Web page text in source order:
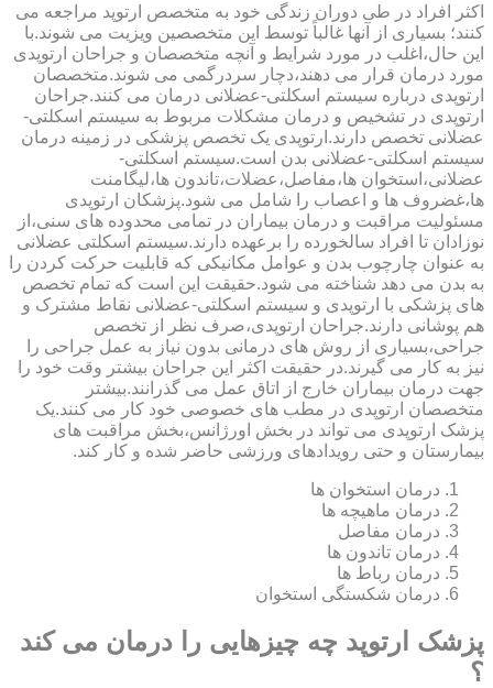
اکثر افراد در طی دوران زندگی خود به متخصص ارتوپد مراجعه می
کنند؛ بسیاری از آنها غالباً توسط این متخصصین ویزیت می شوند.با
این حال،اغلب در مورد شرایط و آنچه متخصصان و جراحان ارتوپدی
مورد درمان قرار می دهند،دچار سردرگمی می شوند.متخصصان
ارتوپدی درباره سیستم اسکلتی-عضلانی درمان می کنند.جراحان
ارتوپدی در تشخیص و درمان مشکلات مربوط به سیستم اسکلتی-
عضلانی تخصص دارند.ارتوپدی یک تخصص پزشکی در زمینه درمان
سیستم اسکلتی-عضلانی بدن است.سیستم اسکلتی-
عضلانی،استخوان ها،مفاصل،عضلات،تاندون ها،لیگامنت
ها،غضروف ها و اعصاب را شامل می شود.پزشکان ارتوپدی
مسئولیت مراقبت و درمان بیماران در تمامی محدوده های سنی،از
نوزادان تا افراد سالخورده را برعهده دارند.سیستم اسکلتی عضلانی
به عنوان چارچوب بدن و عوامل مکانیکی که قابلیت حرکت کردن را
به بدن می دهد شناخته می شود.حقیقت این است که تمام تخصص
های پزشکی با ارتوپدی و سیستم اسکلتی-عضلانی نقاط مشترک و
هم پوشانی دارند.جراحان ارتوپدی،صرف نظر از تخصص
جراحی،بسیاری از روش های درمانی بدون نیاز به عمل جراحی را
نیز به کار می گیرند.در حقیقت اکثر این جراحان بیشتر وقت خود را
جهت درمان بیماران خارج از اتاق عمل می گذرانند.بیشتر
متخصصان ارتوپدی در مطب های خصوصی خود کار می کنند.یک
پزشک ارتوپدی می تواند در بخش اورژانس،بخش مراقبت های
بیمارستان و حتی رویدادهای ورزشی حاضر شده و کار کند.
درمان استخوان ها
درمان ماهیچه ها
درمان مفاصل
درمان تاندون ها
درمان رباط ها
درمان شکستگی استخوان
پزشک ارتوپد چه چیزهایی را درمان می کند
؟